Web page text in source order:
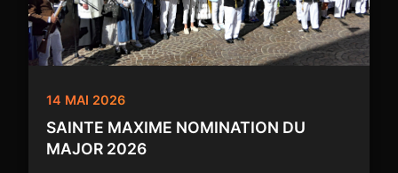
14 MAI 2026
SAINTE MAXIME NOMINATION DU
MAJOR 2026